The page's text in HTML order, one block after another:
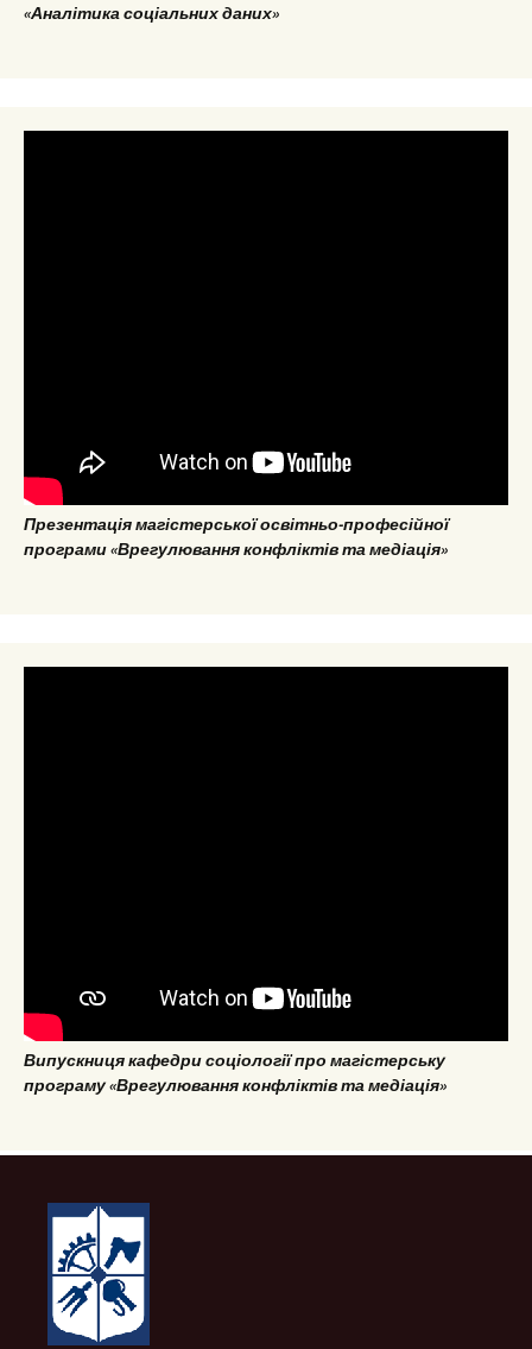
«Аналітика соціальних даних»
Презентація магістерської освітньо-професійної
програми «Врегулювання конфліктів та медіація»
Випускниця кафедри соціології про магістерську
програму «Врегулювання конфліктів та медіація»